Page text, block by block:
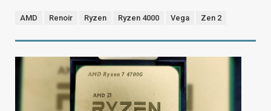
AMD Renoir Ryzen Ryzen 4000 Vega Zen 2